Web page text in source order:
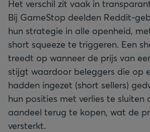
Het verschil zit vaak in
Bij GameStop deelden Reddit-
hun strategie in alle openheid,
short squeeze te triggeren. Een
treedt op wanneer de prijs van
stijgt waardoor beleggers die op
hadden ingezet (short sellers)
hun posities met verlies te sluiten
aandeel terug te kopen, wat de
versterkt.